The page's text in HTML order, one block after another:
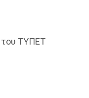
του ΤΥΠΕΤ